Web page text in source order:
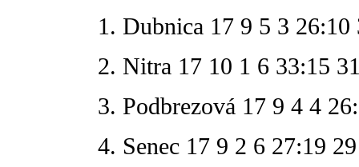
1. Dubnica 17 9 5 3 26:10
2. Nitra 17 10 1 6 33:15
3. Podbrezová 17 9 4 4
4. Senec 17 9 2 6 27:19 29